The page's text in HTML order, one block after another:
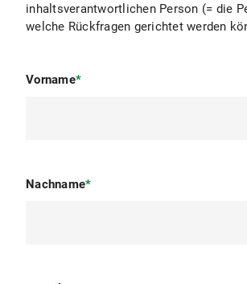
inhaltsverantwortlichen Person (= die
welche Rückfragen gerichtet werden
Vorname*
Nachname*